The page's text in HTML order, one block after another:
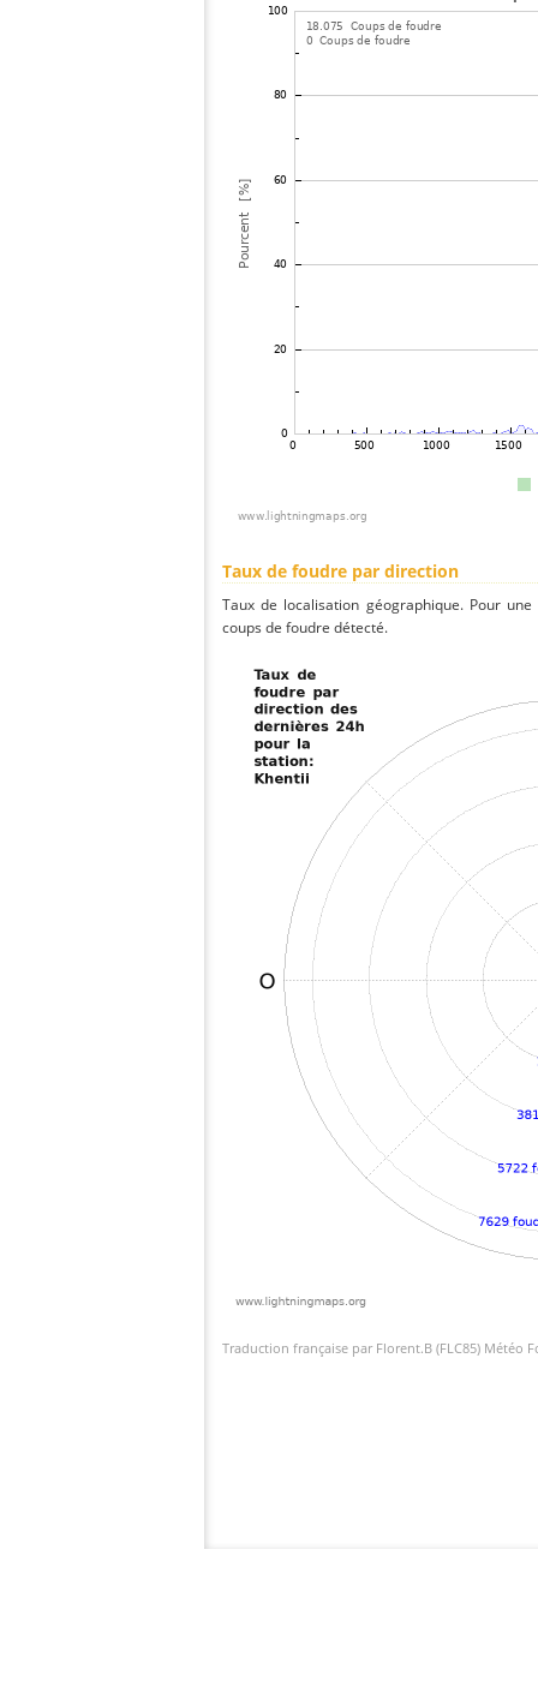
Taux de foudre par direction
Taux de localisation géographique. Pour
coups de foudre détecté.
Traduction française par Florent.B (FLC85) Météo